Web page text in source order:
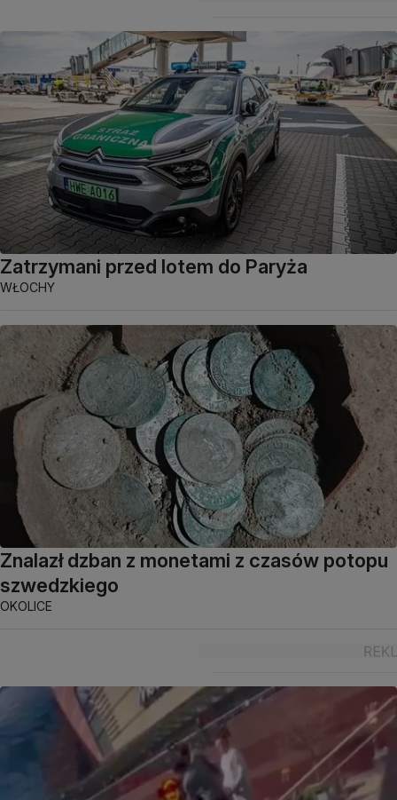
Zatrzymani przed lotem do Paryża
WŁOCHY
Znalazł dzban z monetami z czasów potopu
szwedzkiego
OKOLICE